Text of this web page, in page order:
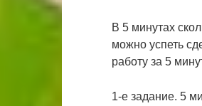
В 5 минутах
можно успеть
работу за 5
1-е задание. 5